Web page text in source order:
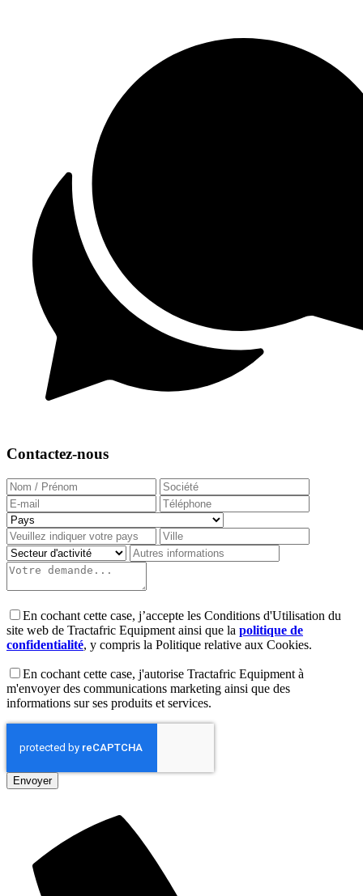
Contactez-nous
En cochant cette case, j’accepte les Conditions d'Utilisation du
site web de Tractafric Equipment ainsi que la politique de
confidentialité, y compris la Politique relative aux Cookies.
En cochant cette case, j'autorise Tractafric Equipment à
m'envoyer des communications marketing ainsi que des
informations sur ses produits et services.